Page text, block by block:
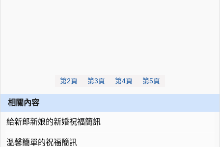
第2頁 第3頁 第4頁 第5頁
相關內容
給新郎新娘的新婚祝福簡訊
溫馨簡單的祝福簡訊